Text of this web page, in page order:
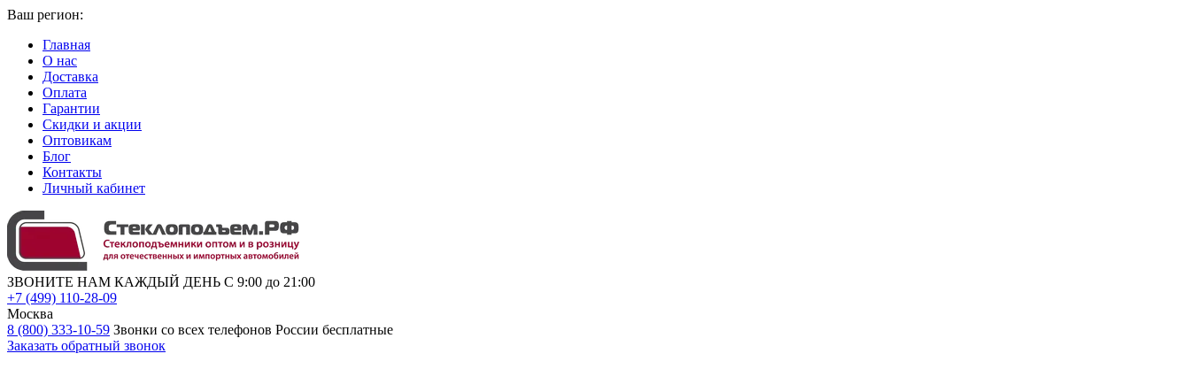
Ваш регион:
Главная
О нас
Доставка
Оплата
Гарантии
Скидки и акции
Оптовикам
Блог
Контакты
Личный кабинет
ЗВОНИТЕ НАМ КАЖДЫЙ ДЕНЬ С 9:00 до 21:00
+7 (499) 110-28-09
Москва
8 (800) 333-10-59 Звонки со всех телефонов России бесплатные
Заказать обратный звонок